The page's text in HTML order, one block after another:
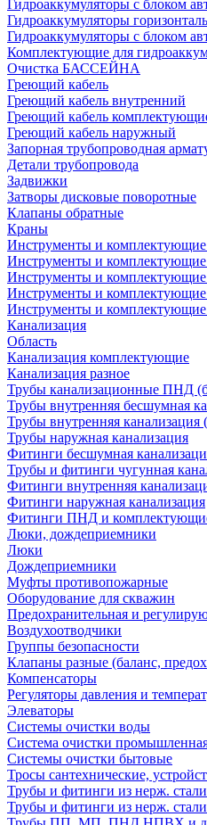
Гидроаккумуляторы с блоком
Гидроаккумуляторы
Гидроаккумуляторы с блоком
Комплектующие для
Очистка БАССЕЙНА
Греющий кабель
Греющий кабель внутренний
Греющий кабель
Греющий кабель наружный
Запорная трубопроводная
Детали трубопровода
Задвижки
Затворы дисковые поворотные
Клапаны обратные
Краны
Инструменты и
Инструменты и
Инструменты и
Инструменты и
Инструменты и
Канализация
Область
Канализация комплектующие
Канализация разное
Трубы канализационные ПНД
Трубы внутренняя бесшумная
Трубы внутренняя канализация
Трубы наружная канализация
Фитинги бесшумная
Трубы и фитинги чугунная
Фитинги внутренняя
Фитинги наружная канализация
Фитинги ПНД и
Люки, дождеприемники
Люки
Дождеприемники
Муфты противопожарные
Оборудование для скважин
Предохранительная и
Воздухоотводчики
Группы безопасности
Клапаны разные (баланс,
Компенсаторы
Регуляторы давления и
Элеваторы
Системы очистки воды
Система очистки
Системы очистки бытовые
Тросы сантехнические,
Трубы и фитинги из нерж. стали
Трубы и фитинги из нерж.